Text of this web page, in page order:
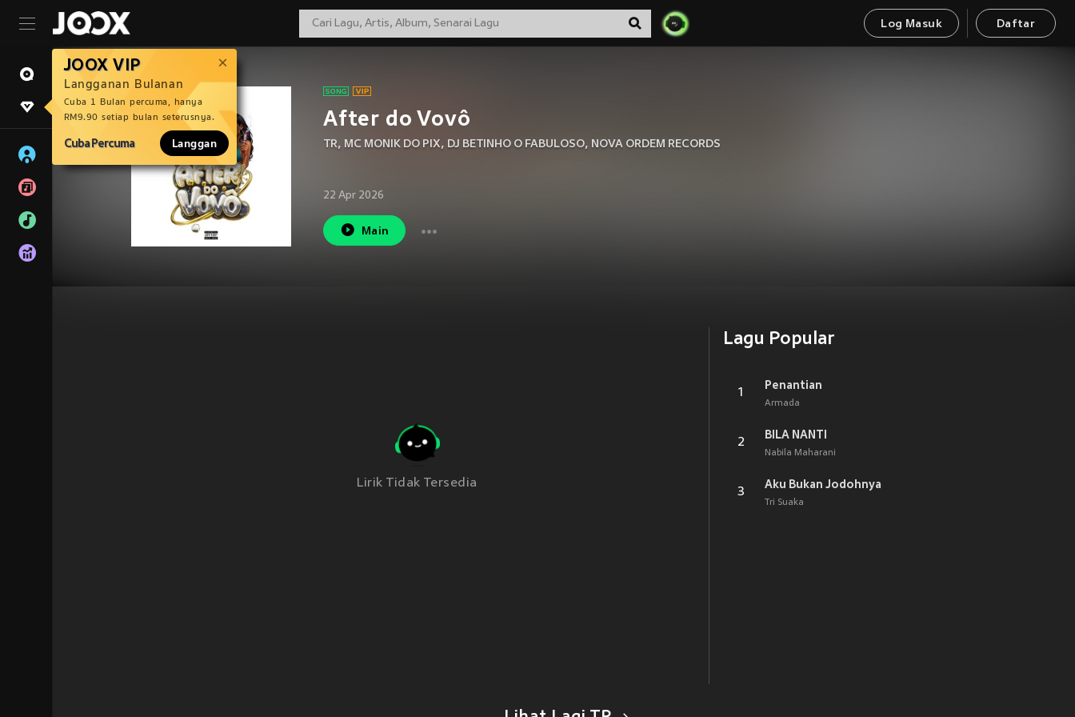
Log Masuk Daftar
JOOX VIP
Langganan Bulanan
Cuba 1 Bulan percuma, hanya
RM9.90 setiap bulan seterusnya.
Cuba Percuma Langgan
After do Vovô
TR, MC MONIK DO PIX, DJ BETINHO O FABULOSO, NOVA ORDEM RECORDS
22 Apr 2026
Main
Lirik Tidak Tersedia
Lagu Popular
1
Penantian
Armada
2
BILA NANTI
Nabila Maharani
3
Aku Bukan Jodohnya
Tri Suaka